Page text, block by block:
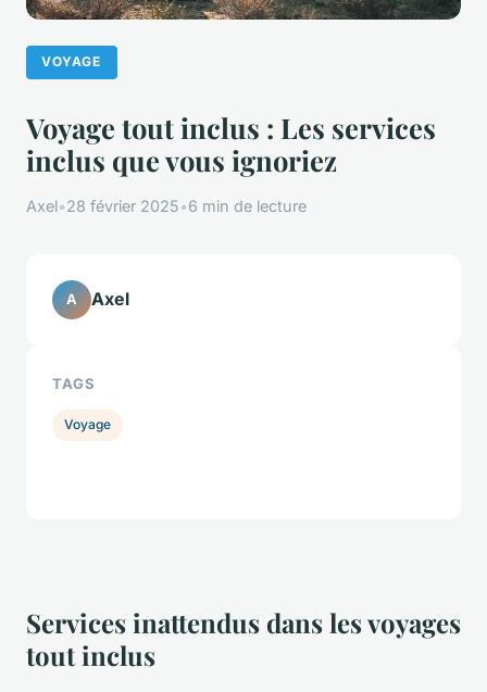
VOYAGE
Voyage tout inclus : Les services
inclus que vous ignoriez
Axel•28 février 2025•6 min de lecture
Services inattendus dans les voyages
tout inclus
A Axel
TAGS
Voyage